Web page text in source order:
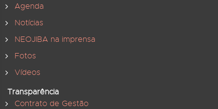
Agenda
Notícias
NEOJIBA na imprensa
Fotos
Vídeos
Transparência
Contrato de Gestão